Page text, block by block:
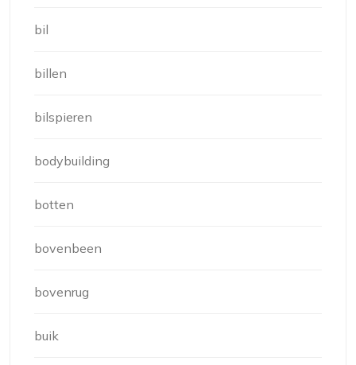
bil
billen
bilspieren
bodybuilding
botten
bovenbeen
bovenrug
buik